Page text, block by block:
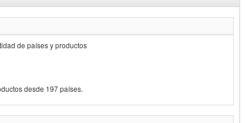
de países y productos
desde 197 países.